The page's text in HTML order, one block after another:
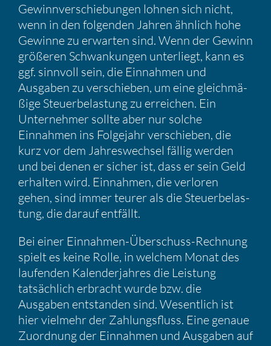
Gewinn­ver­schie­bungen lohnen sich nicht,
wenn in den folgenden Jahren ähnlich hohe
Gewinne zu erwarten sind. Wenn der Gewinn
größeren Schwan­kungen unter­liegt, kann es
ggf. sinnvoll sein, die Einnahmen und
Ausgaben zu verschieben, um eine gleich­mä­
ßige Steuer­be­las­tung zu errei­chen. Ein
Unter­nehmer sollte aber nur solche
Einnahmen ins Folge­jahr verschieben, die
kurz vor dem Jahres­wechsel fällig werden
und bei denen er sicher ist, dass er sein Geld
erhalten wird. Einnahmen, die verloren
gehen, sind immer teurer als die Steuer­be­las­
tung, die darauf entfällt.
Bei einer Einnahmen-Überschuss-Rechnung
spielt es keine Rolle, in welchem Monat des
laufenden Kalen­der­jahres die Leistung
tatsäch­lich erbracht wurde bzw. die
Ausgaben entstanden sind. Wesent­lich ist
hier vielmehr der Zahlungs­fluss. Eine genaue
Zuord­nung der Einnahmen und Ausgaben auf